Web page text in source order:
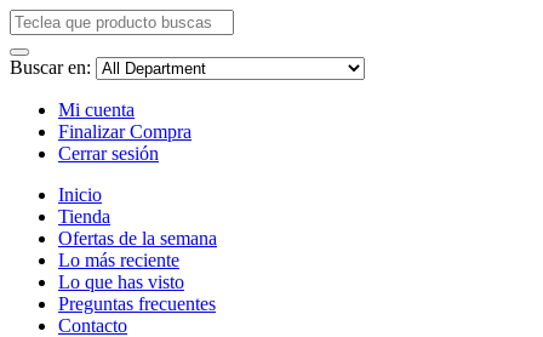
Buscar en:
Mi cuenta
Finalizar Compra
Cerrar sesión
Inicio
Tienda
Ofertas de la semana
Lo más reciente
Lo que has visto
Preguntas frecuentes
Contacto